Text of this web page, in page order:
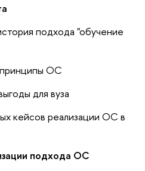
подхода "обучение
принципы ОС
для вуза
кейсов реализации ОС в
подхода ОС